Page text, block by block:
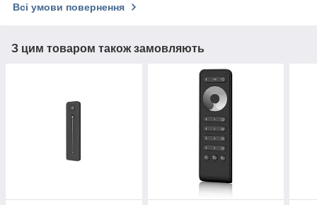
Всі умови повернення
З цим товаром також замовляють